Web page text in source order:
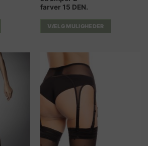
farver 15 DEN.
VÆLG MULIGHEDER
har
varianter.
Mulighederne
vælges
varesiden